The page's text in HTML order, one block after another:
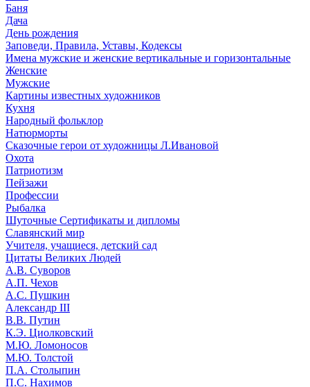
Баня
Дача
День рождения
Заповеди, Правила, Уставы, Кодексы
Имена мужские и женские вертикальные и горизонтальные
Женские
Мужские
Картины известных художников
Кухня
Народный фольклор
Натюрморты
Сказочные герои от художницы Л.Ивановой
Охота
Патриотизм
Пейзажи
Профессии
Рыбалка
Шуточные Сертификаты и дипломы
Славянский мир
Учителя, учащиеся, детский сад
Цитаты Великих Людей
А.В. Суворов
А.П. Чехов
А.С. Пушкин
Александр III
В.В. Путин
К.Э. Циолковский
М.Ю. Ломоносов
М.Ю. Толстой
П.А. Столыпин
П.С. Нахимов